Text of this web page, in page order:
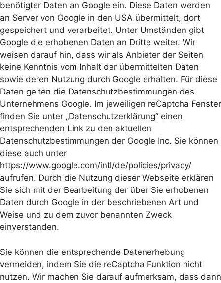
benötigter Daten an Google ein. Diese Daten werden
an Server von Google in den USA übermittelt, dort
gespeichert und verarbeitet. Unter Umständen gibt
Google die erhobenen Daten an Dritte weiter. Wir
weisen darauf hin, dass wir als Anbieter der Seiten
keine Kenntnis vom Inhalt der übermittelten Daten
sowie deren Nutzung durch Google erhalten. Für diese
Daten gelten die Datenschutzbestimmungen des
Unternehmens Google. Im jeweiligen reCaptcha Fenster
finden Sie unter „Datenschutzerklärung“ einen
entsprechenden Link zu den aktuellen
Datenschutzbestimmungen der Google Inc. Sie können
diese auch unter
https://www.google.com/intl/de/policies/privacy/
aufrufen. Durch die Nutzung dieser Webseite erklären
Sie sich mit der Bearbeitung der über Sie erhobenen
Daten durch Google in der beschriebenen Art und
Weise und zu dem zuvor benannten Zweck
einverstanden.
Sie können die entsprechende Datenerhebung
vermeiden, indem Sie die reCaptcha Funktion nicht
nutzen. Wir machen Sie darauf aufmerksam, dass dann